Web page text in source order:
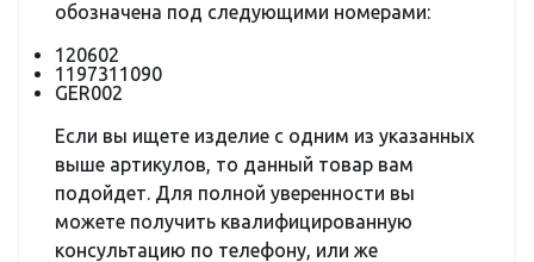
обозначена под следующими номерами:
120602
1197311090
GER002
Если вы ищете изделие с одним из указанных
выше артикулов, то данный товар вам
подойдет. Для полной уверенности вы
можете получить квалифицированную
консультацию по телефону, или же